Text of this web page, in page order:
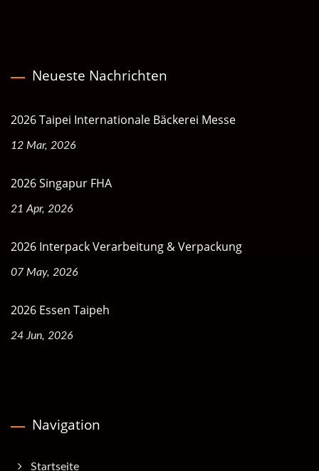
Neueste Nachrichten
2026 Taipei Internationale Bäckerei Messe
12 Mar, 2026
2026 Singapur FHA
21 Apr, 2026
2026 Interpack Verarbeitung & Verpackung
07 May, 2026
2026 Essen Taipeh
24 Jun, 2026
Navigation
Startseite